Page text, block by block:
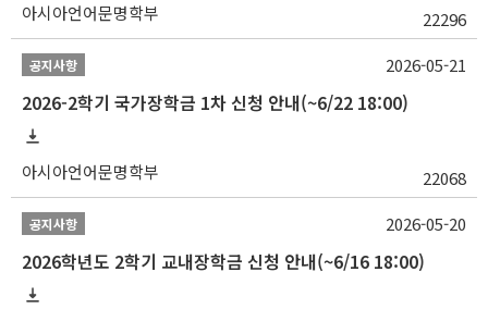
아시아언어문명학부 22296
공지사항
2026-2학기 국가장학금 1차 신청 안내(~6/22 18:00)
아시아언어문명학부 22068
2026-05-21
공지사항
2026학년도 2학기 교내장학금 신청 안내(~6/16 18:00)
2026-05-20